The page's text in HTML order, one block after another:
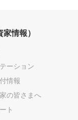
家情報）
ーション
情報
の皆さまへ
ト